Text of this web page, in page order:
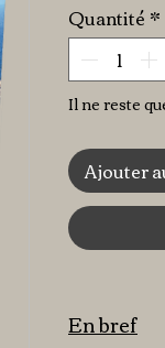
Quantité *
Il ne reste
Ajouter
En bref